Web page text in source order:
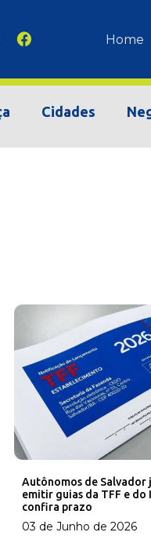
Home
Cidades
Autônomos de Salvador
emitir guias da TFF e do
confira prazo
03 de Junho de 2026